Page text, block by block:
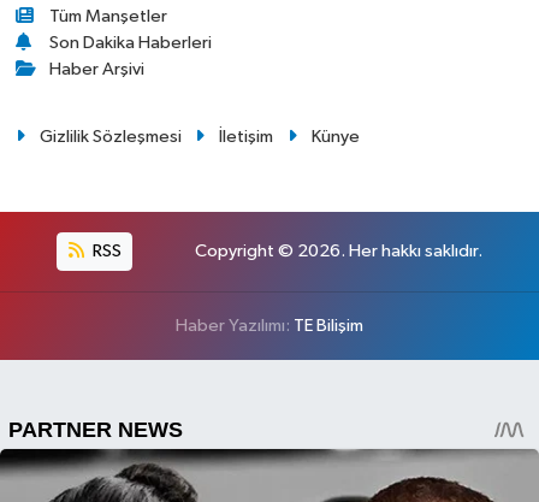
Tüm Manşetler
Son Dakika Haberleri
Haber Arşivi
Gizlilik Sözleşmesi İletişim Künye
RSS Copyright © 2026. Her hakkı saklıdır.
Haber Yazılımı: TE Bilişim